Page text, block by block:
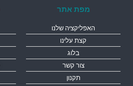
מפת אתר
האפליקציה שלנו
קצת עלינו
בלוג
צור קשר
תקנון